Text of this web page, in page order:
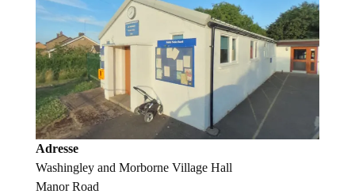
Adresse
Washingley and Morborne Village Hall
Manor Road